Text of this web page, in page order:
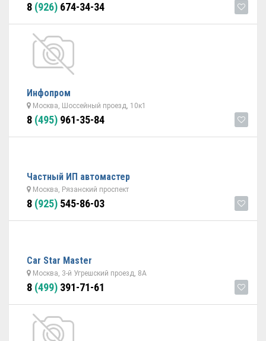
8 (926) 674-34-34
Инфопром
Москва, Шоссейный проезд, 10к1
8 (495) 961-35-84
Частный ИП автомастер
Москва, Рязанский проспект
8 (925) 545-86-03
Car Star Master
Москва, 3-й Угрешский проезд, 8А
8 (499) 391-71-61